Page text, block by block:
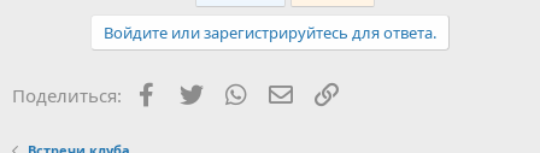
Войдите или зарегистрируйтесь для ответа.
Поделиться: Facebook
TwitterWhatsAppЭлектронная почта
Ссылка